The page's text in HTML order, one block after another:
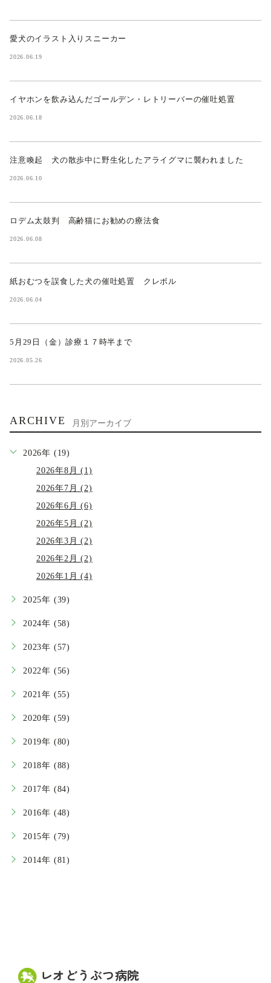
愛犬のイラスト入りスニーカー
2026.06.19
イヤホンを飲み込んだゴールデン・レトリーバーの催吐処置
2026.06.18
注意喚起 犬の散歩中に野生化したアライグマに襲われました
2026.06.10
ロデム太鼓判 高齢猫にお勧めの療法食
2026.06.08
紙おむつを誤食した犬の催吐処置 クレボル
2026.06.04
5月29日（金）診療１７時半まで
2026.05.26
ARCHIVE 月別アーカイブ
2026年 (19)
2026年8月 (1)
2026年7月 (2)
2026年6月 (6)
2026年5月 (2)
2026年3月 (2)
2026年2月 (2)
2026年1月 (4)
2025年 (39)
2024年 (58)
2023年 (57)
2022年 (56)
2021年 (55)
2020年 (59)
2019年 (80)
2018年 (88)
2017年 (84)
2016年 (48)
2015年 (79)
2014年 (81)
レオどうぶつ病院